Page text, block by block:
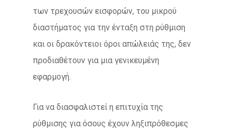
των τρεχουσών εισφορών, του μικρού
διαστήματος για την ένταξη στη ρύθμιση
και οι δρακόντειοι όροι απώλειάς της, δεν
προδιαθέτουν για μια γενικευμένη
εφαρμογή.
Για να διασφαλιστεί η επιτυχία της
ρύθμισης για όσους έχουν ληξιπρόθεσμες